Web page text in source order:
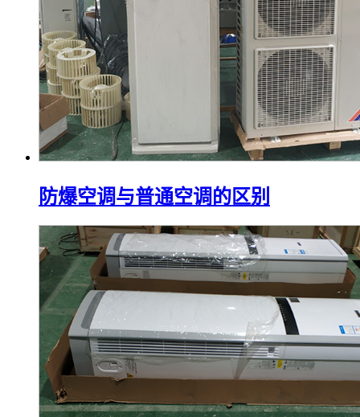
防爆空调与普通空调的区别